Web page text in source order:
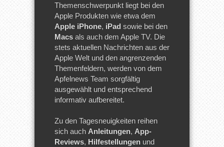
Themenschwerpunkt liegt bei den
Apple Produkten wie etwa dem
Apple iPhone, iPad sowie bei den
Macs als auch dem Apple TV. Die
stets aktuellen Nachrichten aus der
Apple Welt und den angrenzenden
Themenfeldern, werden von dem
Apfelnews Team sorgfältig
ausgewählt und entsprechend
informativ aufbereitet.
Zu den Tagesneuigkeiten reihen
sich auch Anleitungen, App-
Reviews, Hilfestellungen und